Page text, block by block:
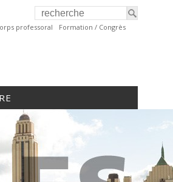
professoral Formation / Congrès